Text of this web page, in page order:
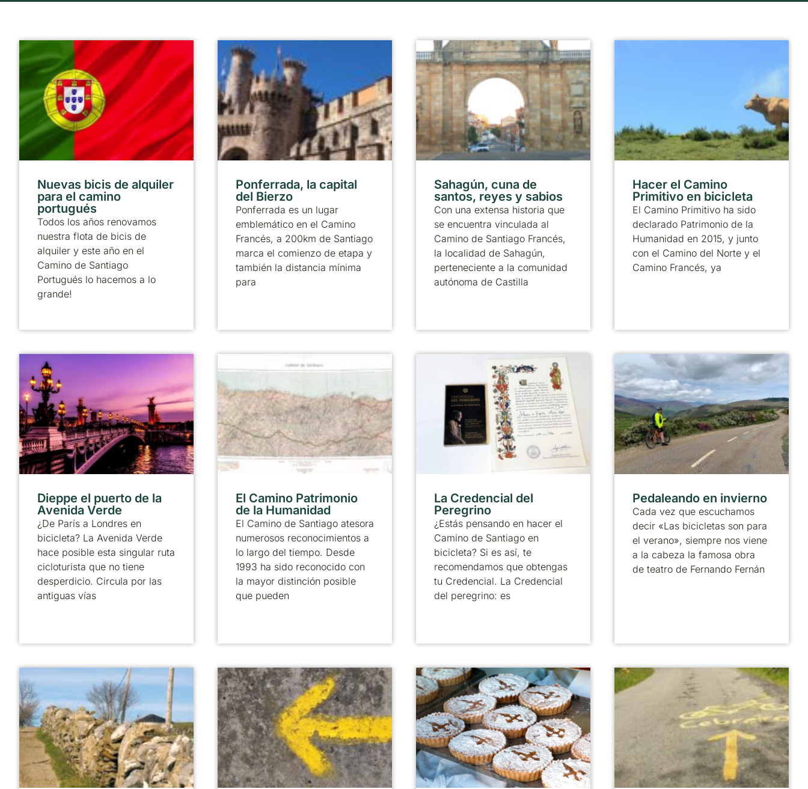
Nuevas bicis de alquiler
para el camino
portugués
Todos los años renovamos
nuestra flota de bicis de
alquiler y este año en el
Camino de Santiago
Portugués lo hacemos a lo
grande!
Ponferrada, la capital
del Bierzo
Ponferrada es un lugar
emblemático en el Camino
Francés, a 200km de Santiago
marca el comienzo de etapa y
también la distancia mínima
para
Sahagún, cuna de
santos, reyes y sabios
Con una extensa historia que
se encuentra vinculada al
Camino de Santiago Francés,
la localidad de Sahagún,
perteneciente a la comunidad
autónoma de Castilla
Hacer el Camino
Primitivo en bicicleta
El Camino Primitivo ha sido
declarado Patrimonio de la
Humanidad en 2015, y junto
con el Camino del Norte y el
Camino Francés, ya
Dieppe el puerto de la
Avenida Verde
¿De París a Londres en
bicicleta? La Avenida Verde
hace posible esta singular ruta
cicloturista que no tiene
desperdicio. Circula por las
antiguas vías
El Camino Patrimonio
de la Humanidad
El Camino de Santiago atesora
numerosos reconocimientos a
lo largo del tiempo. Desde
1993 ha sido reconocido con
la mayor distinción posible
que pueden
La Credencial del
Peregrino
¿Estás pensando en hacer el
Camino de Santiago en
bicicleta? Si es así, te
recomendamos que obtengas
tu Credencial. La Credencial
del peregrino: es
Pedaleando en invierno
Cada vez que escuchamos
decir «Las bicicletas son para
el verano», siempre nos viene
a la cabeza la famosa obra
de teatro de Fernando Fernán